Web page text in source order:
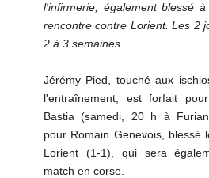
l'infirmerie, également blessé
rencontre contre Lorient. Les 2
2 à 3 semaines.
Jérémy Pied, touché aux
l'entraînement, est forfait
Bastia (samedi, 20 h à
pour Romain Genevois, blessé
Lorient (1-1), qui sera
match en corse.